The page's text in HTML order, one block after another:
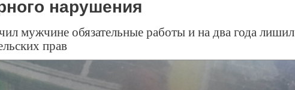
нарушения
мужчине обязательные работы и на два года лишил
прав